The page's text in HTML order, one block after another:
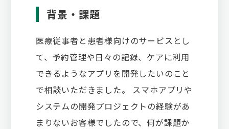
背景・課題
医療従事者と患者様向けのサービスとし
て、予約管理や日々の記録、ケアに利用
できるようなアプリを開発したいのこと
で相談いただきました。 スマホアプリや
システムの開発プロジェクトの経験があ
まりないお客様でしたので、何が課題か